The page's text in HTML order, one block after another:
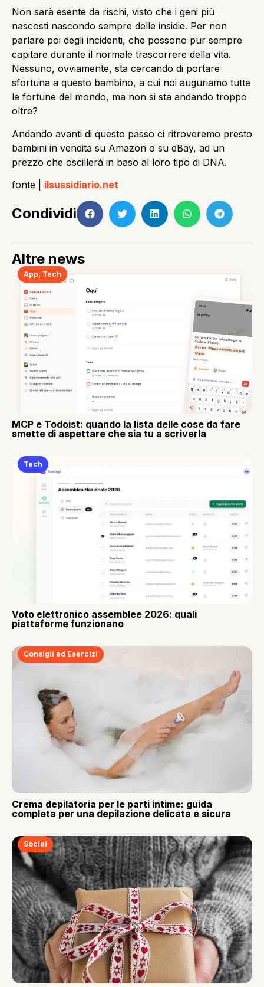
Non sarà esente da rischi, visto che i geni più
nascosti nascondo sempre delle insidie. Per non
parlare poi degli incidenti, che possono pur sempre
capitare durante il normale trascorrere della vita.
Nessuno, ovviamente, sta cercando di portare
sfortuna a questo bambino, a cui noi auguriamo tutte
le fortune del mondo, ma non si sta andando troppo
oltre?
Andando avanti di questo passo ci ritroveremo presto
bambini in vendita su Amazon o su eBay, ad un
prezzo che oscillerà in baso al loro tipo di DNA.
fonte | ilsussidiario.net
Condividi
Altre news
App Tech
MCP e Todoist: quando la lista delle cose da fare
smette di aspettare che sia tu a scriverla
Tech
Voto elettronico assemblee 2026: quali
piattaforme funzionano
Consigli ed Esercizi
Crema depilatoria per le parti intime: guida
completa per una depilazione delicata e sicura
Social